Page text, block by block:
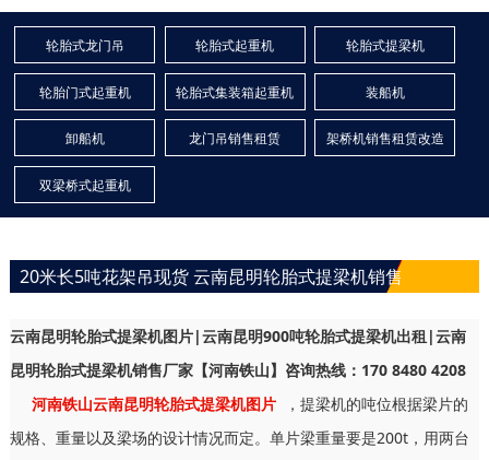
轮胎式龙门吊 轮胎式起重机 轮胎式提梁机
轮胎门式起重机 轮胎式集装箱起重机 装船机
卸船机 龙门吊销售租赁 架桥机销售租赁改造
双梁桥式起重机
20米长5吨花架吊现货 云南昆明轮胎式提梁机销售
云南昆明轮胎式提梁机图片|云南昆明900吨轮胎式提梁机出租|云南
昆明轮胎式提梁机销售厂家【河南铁山】咨询热线：170 8480 4208
河南铁山云南昆明轮胎式提梁机图片
，提梁机的吨位根据梁片的
规格、重量以及梁场的设计情况而定。单片梁重量要是200t，用两台